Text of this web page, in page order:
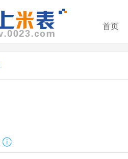
首页